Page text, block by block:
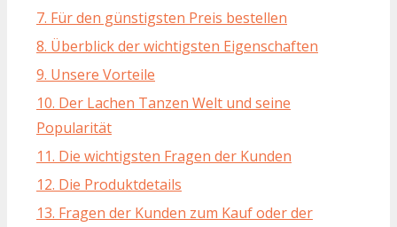
7. Für den günstigsten Preis bestellen
8. Überblick der wichtigsten Eigenschaften
9. Unsere Vorteile
10. Der Lachen Tanzen Welt und seine
Popularität
11. Die wichtigsten Fragen der Kunden
12. Die Produktdetails
13. Fragen der Kunden zum Kauf oder der